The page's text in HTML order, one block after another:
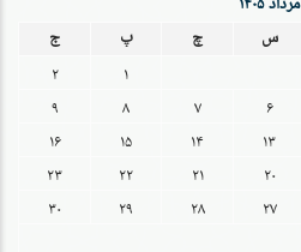
س چ پ
ج
۱
۲
۶ ۷ ۸
۹
۱۳ ۱۴ ۱۵
۱۶
۲۰ ۲۱ ۲۲
۲۳
۲۷ ۲۸ ۲۹
۳۰